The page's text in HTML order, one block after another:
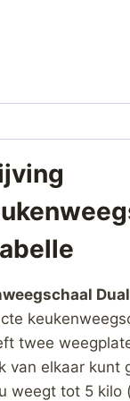
twee
van elkaar kunt
weegt tot 5 kilo